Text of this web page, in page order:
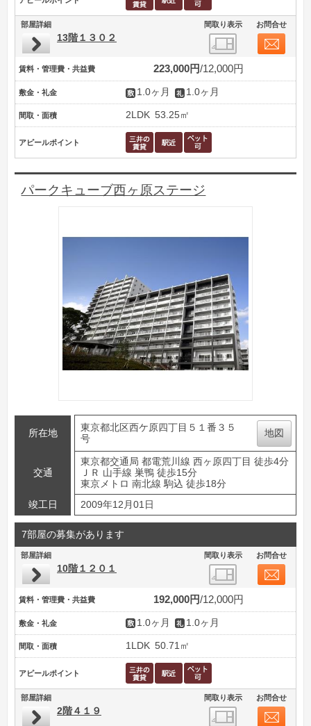
部屋詳細 間取り表示 お問合せ
13階１３０２
賃料・管理費・共益費 223,000円 12,000円
敷金・礼金 1.0ヶ月 1.0ヶ月
間取・面積 2LDK 53.25㎡
アピールポイント
パークキューブ西ヶ原ステージ
所在地
東京都北区西ケ原四丁目５１番３５
号
地図
交通
東京都交通局 都電荒川線 西ヶ原四丁目 徒歩4分
ＪＲ 山手線 巣鴨 徒歩15分
東京メトロ 南北線 駒込 徒歩18分
竣工日
2009年12月01日
7部屋の募集があります
部屋詳細 間取り表示 お問合せ
10階１２０１
賃料・管理費・共益費 192,000円 12,000円
敷金・礼金 1.0ヶ月 1.0ヶ月
間取・面積 1LDK 50.71㎡
アピールポイント
部屋詳細 間取り表示 お問合せ
2階４１９